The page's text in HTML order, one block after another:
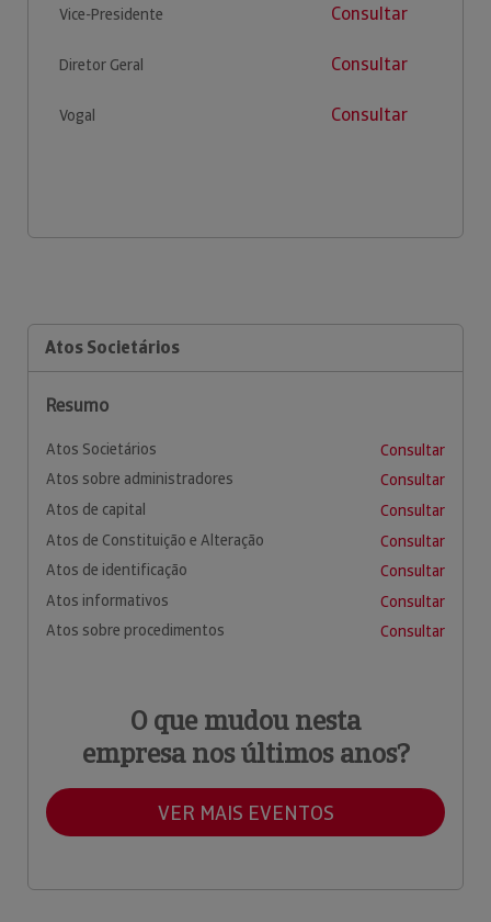
Vice-Presidente Consultar
Diretor Geral Consultar
Vogal Consultar
Atos Societários
Resumo
Atos Societários
Consultar
Atos sobre administradores
Consultar
Atos de capital
Consultar
Atos de Constituição e Alteração
Consultar
Atos de identificação
Consultar
Atos informativos
Consultar
Atos sobre procedimentos
Consultar
O que mudou nesta
empresa nos últimos anos?
VER MAIS EVENTOS